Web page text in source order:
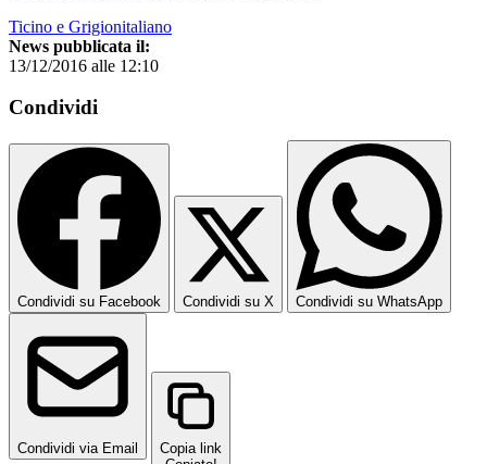
Ticino e Grigionitaliano
News pubblicata il:
13/12/2016 alle 12:10
Condividi
Condividi su Facebook Condividi su X Condividi su WhatsApp
Condividi via Email
Copia link